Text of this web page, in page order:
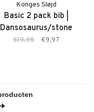
Konges Sløjd
Basic 2 pack bib |
Dansosaurus/stone
€19,95 €9,97